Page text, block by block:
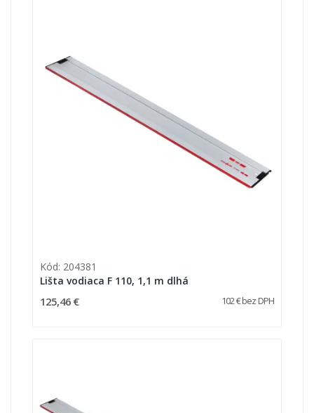
Kód: 204381
Lišta vodiaca F 110, 1,1 m dlhá
125,46 € 102 € bez DPH